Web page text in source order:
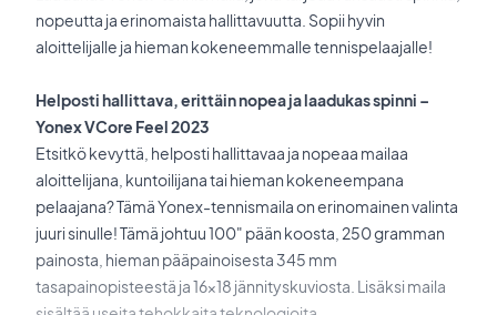
nopeutta ja erinomaista hallittavuutta. Sopii hyvin
aloittelijalle ja hieman kokeneemmalle tennispelaajalle!
Helposti hallittava, erittäin nopea ja laadukas spinni –
Yonex VCore Feel 2023
Etsitkö kevyttä, helposti hallittavaa ja nopeaa mailaa
aloittelijana, kuntoilijana tai hieman kokeneempana
pelaajana? Tämä Yonex-tennismaila on erinomainen valinta
juuri sinulle! Tämä johtuu 100" pään koosta, 250 gramman
painosta, hieman pääpainoisesta 345 mm
tasapainopisteestä ja 16x18 jännityskuviosta. Lisäksi maila